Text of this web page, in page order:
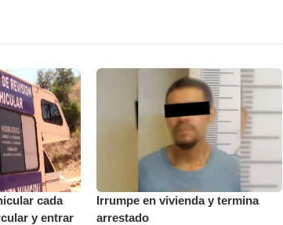
cada
y entrar
Irrumpe en vivienda y termina
arrestado